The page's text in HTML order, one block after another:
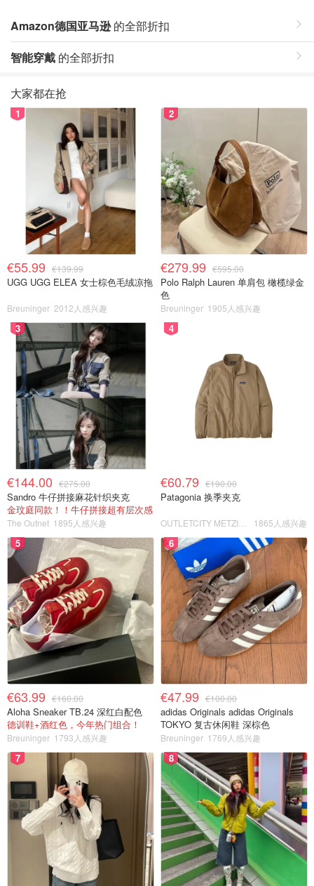
Amazon德国亚马逊的全部折扣
智能穿戴 的全部折扣
大家都在抢
1
€55.99 €139.99
UGG UGG ELEA 女士棕色毛绒凉拖
Breuninger 2012人感兴趣
2
€279.99 €595.00
Polo Ralph Lauren 单肩包 橄榄绿金
色
Breuninger 1905人感兴趣
3
€144.00 €275.00
Sandro 牛仔拼接麻花针织夹克
金玟庭同款！！牛仔拼接超有层次感
The Outnet 1895人感兴趣
4
€60.79 €190.00
Patagonia 换季夹克
1865人感兴趣
5
€63.99 €160.00
Aloha Sneaker TB.24 深红白配色
德训鞋+酒红色，今年热门组合！
Breuninger 1793人感兴趣
6
€47.99 €100.00
adidas Originals adidas Originals
TOKYO 复古休闲鞋 深棕色
Breuninger 1769人感兴趣
7 8